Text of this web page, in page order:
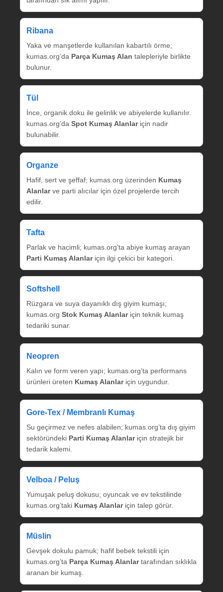
Ribana
Yaka ve manşetlerde kullanılan kabartılı örme;
kumas.org’da Parça Kumaş Alan talepleriyle birlikte
bulunur.
Tül
İnce, organik doku ile gelinlik ve abiyelerde kullanılır.
kumas.org’da Spot Kumaş Alanlariçin nadir
bulunabilir.
Organze
Hafif, sert ve şeffaf; kumas.org üzerinden Kumaş
Alanlarve parti alıcılar için özel projelerde tercih
edilir.
Tafta
Parlak ve hacimli; kumas.org’ta abiye kumaş arayan
Parti Kumaş Alanlariçin ilgi çekici bir kategori.
Softshell
Rüzgara ve suya dayanıklı dış giyim kumaşı;
kumas.org Stok Kumaş Alanlariçin teknik kumaş
tedariki sunar.
Neopren
Kalın ve form veren yapı; kumas.org’ta performans
ürünleri üreten Kumaş Alanlariçin uygundur.
Gore‑Tex / Membranlı Kumaş
Su geçirmez ve nefes alabilen; kumas.org’ta dış giyim
sektöründeki Parti Kumaş Alanlariçin stratejik bir
tedarik kalemi.
Velboa / Peluş
Yumuşak peluş dokusu; oyuncak ve ev tekstilinde
kumas.org’taki Kumaş Alanlariçin talep görür.
Müslin
Gevşek dokulu pamuk; hafif bebek tekstili için
kumas.org’ta Parça Kumaş Alanlartarafından sıklıkla
aranan bir kumaş.